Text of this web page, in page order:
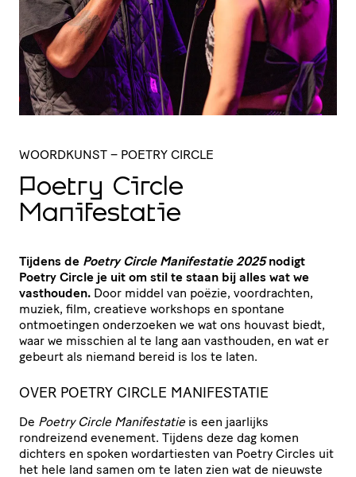
WOORDKUNST – POETRY CIRCLE
Poetry Circle
Manifestatie
Tijdens de Poetry Circle Manifestatie 2025nodigt
Poetry Circle je uit om stil te staan bij alles wat we
vasthouden. Door middel van poëzie, voordrachten,
muziek, film, creatieve workshops en spontane
ontmoetingen onderzoeken we wat ons houvast biedt,
waar we misschien al te lang aan vasthouden, en wat er
gebeurt als niemand bereid is los te laten.
OVER POETRY CIRCLE MANIFESTATIE
De Poetry Circle Manifestatie is een jaarlijks
rondreizend evenement. Tijdens deze dag komen
dichters en spoken wordartiesten van Poetry Circles uit
het hele land samen om te laten zien wat de nieuwste